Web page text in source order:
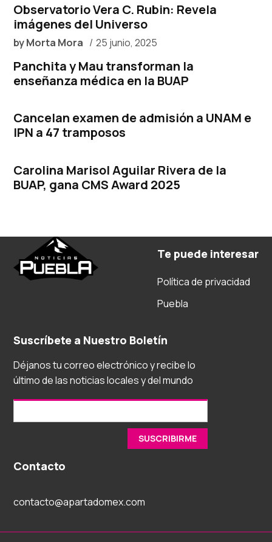
Observatorio Vera C. Rubin: Revela
imágenes del Universo
byMorta Mora 25 junio, 2025
Panchita y Mau transforman la
enseñanza médica en la BUAP
Cancelan examen de admisión a UNAM e
IPN a 47 tramposos
Carolina Marisol Aguilar Rivera de la
BUAP, gana CMS Award 2025
Te puede interesar
Política de privacidad
Puebla
Suscríbete a Nuestro Boletín
Déjanos tu correo electrónico y recibe lo
último de las noticias locales y del mundo
Contacto
contacto@apartadomex.com